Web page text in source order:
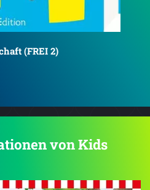
(FREI 2)
von Kids